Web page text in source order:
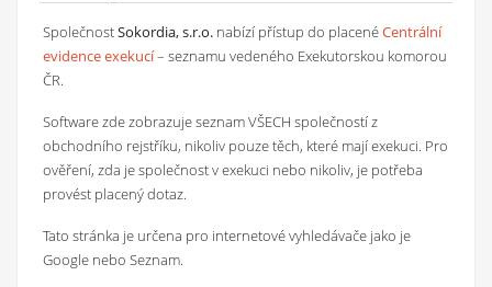
SpolečnostSokordia, s.r.o. nabízí přístup do placenéCentrální
evidence exekucí– seznamu vedeného Exekutorskou komorou
ČR.
Software zde zobrazuje seznam VŠECH společností z
obchodního rejstříku, nikoliv pouze těch, které mají exekuci. Pro
ověření, zda je společnost v exekuci nebo nikoliv, je potřeba
provést placený dotaz.
Tato stránka je určena pro internetové vyhledávače jako je
Google nebo Seznam.